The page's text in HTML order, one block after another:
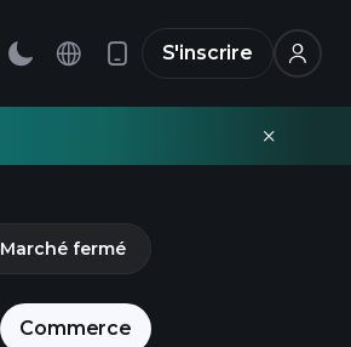
S'inscrire
Commerce
Marché fermé